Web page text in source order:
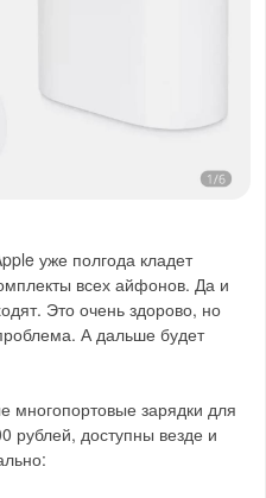
уже полгода кладет
всех айфонов. Да и
Это очень здорово, но
А дальше будет
многопортовые зарядки для
рублей, доступны везде и